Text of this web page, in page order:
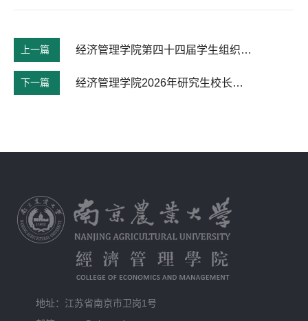
上一篇 经济管理学院第四十四届学生组织主席团换届结果公示
下一篇 经济管理学院2026年研究生校长奖学金拟推荐名单公示
地址：江苏省南京市卫岗1号